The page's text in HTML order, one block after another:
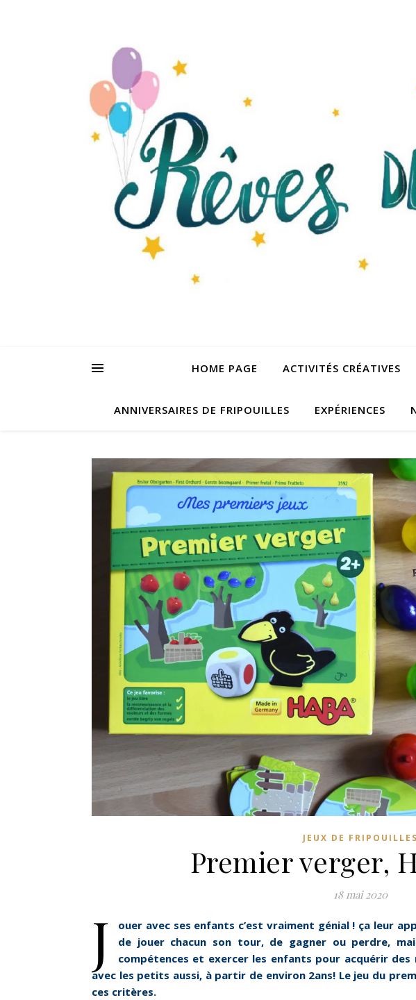
HOME PAGE ACTIVITÉS CRÉATIVES
ANNIVERSAIRES DE FRIPOUILLES EXPÉRIENCES
JEUX DE FRIPOUILLES
Premier verger,
18 mai 2020
J
ouer avec ses enfants c’est vraiment génial ! ça leur
de jouer chacun son tour, de gagner ou perdre,
compétences et exercer les enfants pour acquérir des
avec les petits aussi, à partir de environ 2ans! Le jeu du
ces critères.